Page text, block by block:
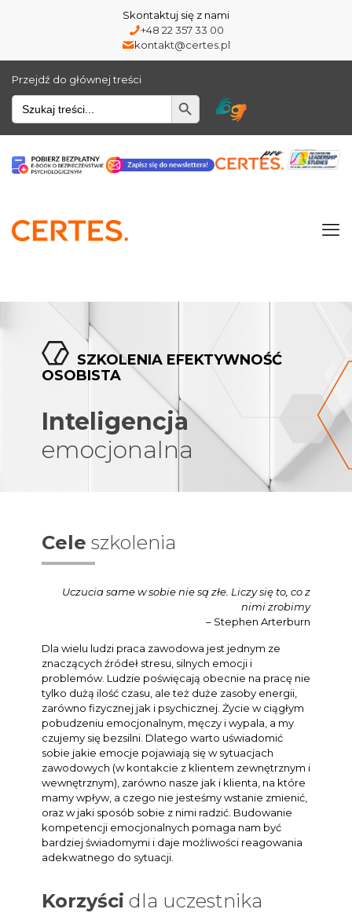
Skontaktuj się z nami
+48 22 357 33 00
kontakt@certes.pl
Przejdź do głównej treści
Wyszukiwarka
SZKOLENIA EFEKTYWNOŚĆ
OSOBISTA
Inteligencja
emocjonalna
Cele szkolenia
Uczucia same w sobie nie są złe. Liczy się to, co z
nimi zrobimy
– Stephen Arterburn
Dla wielu ludzi praca zawodowa jest jednym ze
znaczących źródeł stresu, silnych emocji i
problemów. Ludzie poświęcają obecnie na pracę nie
tylko dużą ilość czasu, ale też duże zasoby energii,
zarówno fizycznej jak i psychicznej. Życie w ciągłym
pobudzeniu emocjonalnym, męczy i wypala, a my
czujemy się bezsilni. Dlatego warto uświadomić
sobie jakie emocje pojawiają się w sytuacjach
zawodowych (w kontakcie z klientem zewnętrznym i
wewnętrznym), zarówno nasze jak i klienta, na które
mamy wpływ, a czego nie jesteśmy wstanie zmienić,
oraz w jaki sposób sobie z nimi radzić. Budowanie
kompetencji emocjonalnych pomaga nam być
bardziej świadomymi i daje możliwości reagowania
adekwatnego do sytuacji.
Korzyści dla uczestnika